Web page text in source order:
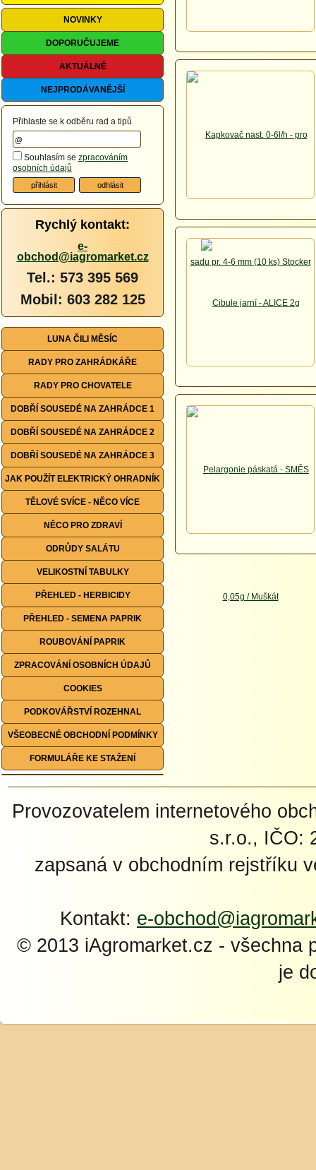
NOVINKY
DOPORUČUJEME
AKTUÁLNĚ
NEJPRODÁVANĚJŠÍ
Přihlaste se k odběru rad a tipů
Souhlasím se zpracováním
osobních údajů
Rychlý kontakt:
e-
obchod@iagromarket.cz
Tel.: 573 395 569
Mobil: 603 282 125
LUNA ČILI MĚSÍC
RADY PRO ZAHRÁDKÁŘE
RADY PRO CHOVATELE
DOBŘÍ SOUSEDÉ NA ZAHRÁDCE 1
DOBŘÍ SOUSEDÉ NA ZAHRÁDCE 2
DOBŘÍ SOUSEDÉ NA ZAHRÁDCE 3
JAK POUŽÍT ELEKTRICKÝ OHRADNÍK
TĚLOVÉ SVÍCE - NĚCO VÍCE
NĚCO PRO ZDRAVÍ
ODRŮDY SALÁTU
VELIKOSTNÍ TABULKY
PŘEHLED - HERBICIDY
PŘEHLED - SEMENA PAPRIK
ROUBOVÁNÍ PAPRIK
ZPRACOVÁNÍ OSOBNÍCH ÚDAJŮ
COOKIES
PODKOVÁŘSTVÍ ROZEHNAL
VŠEOBECNÉ OBCHODNÍ PODMÍNKY
FORMULÁŘE KE STAŽENÍ
Provozovatelem internetového
s.r.o., IČO:
zapsaná v obchodním rejstříku
Kontakt: e-
© 2013 iAgromarket.cz - všechna
je